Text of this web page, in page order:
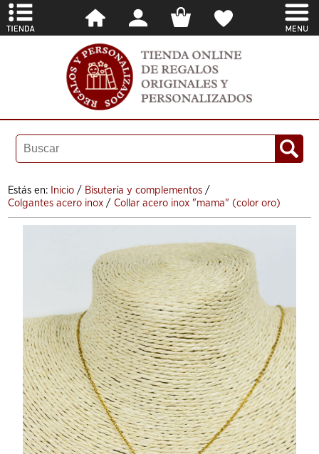
Estás en: Inicio / Bisutería y complementos /
Colgantes acero inox /Collar acero inox "mama" (color oro)